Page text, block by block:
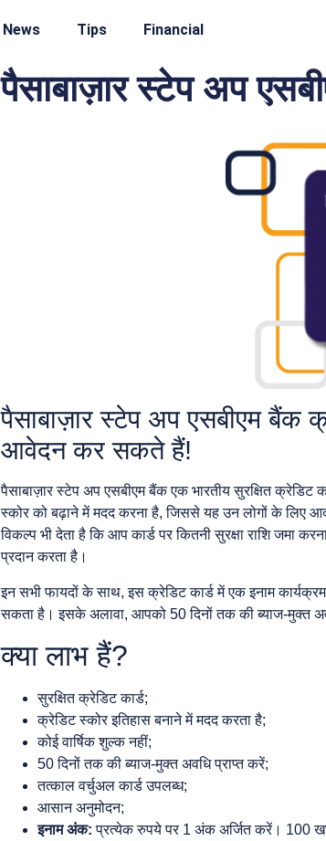
News Tips Financial
पैसाबाज़ार स्टेप अप
पैसाबाज़ार स्टेप अप एसबीएम
आवेदन कर सकते हैं!
पैसाबाज़ार स्टेप अप एसबीएम बैंक एक भारतीय सुरक्षित
स्कोर को बढ़ाने में मदद करना है, जिससे यह उन लोगों के लिए
विकल्प भी देता है कि आप कार्ड पर कितनी सुरक्षा राशि
प्रदान करता है।
इन सभी फायदों के साथ, इस क्रेडिट कार्ड में एक इनाम
सकता है। इसके अलावा, आपको 50 दिनों तक की ब्याज-मुक्त
क्या लाभ हैं?
सुरक्षित क्रेडिट कार्ड;
क्रेडिट स्कोर इतिहास बनाने में मदद करता है;
कोई वार्षिक शुल्क नहीं;
50 दिनों तक की ब्याज-मुक्त अवधि प्राप्त करें;
तत्काल वर्चुअल कार्ड उपलब्ध;
आसान अनुमोदन;
इनाम अंक: प्रत्येक रुपये पर 1 अंक अर्जित करें। 100